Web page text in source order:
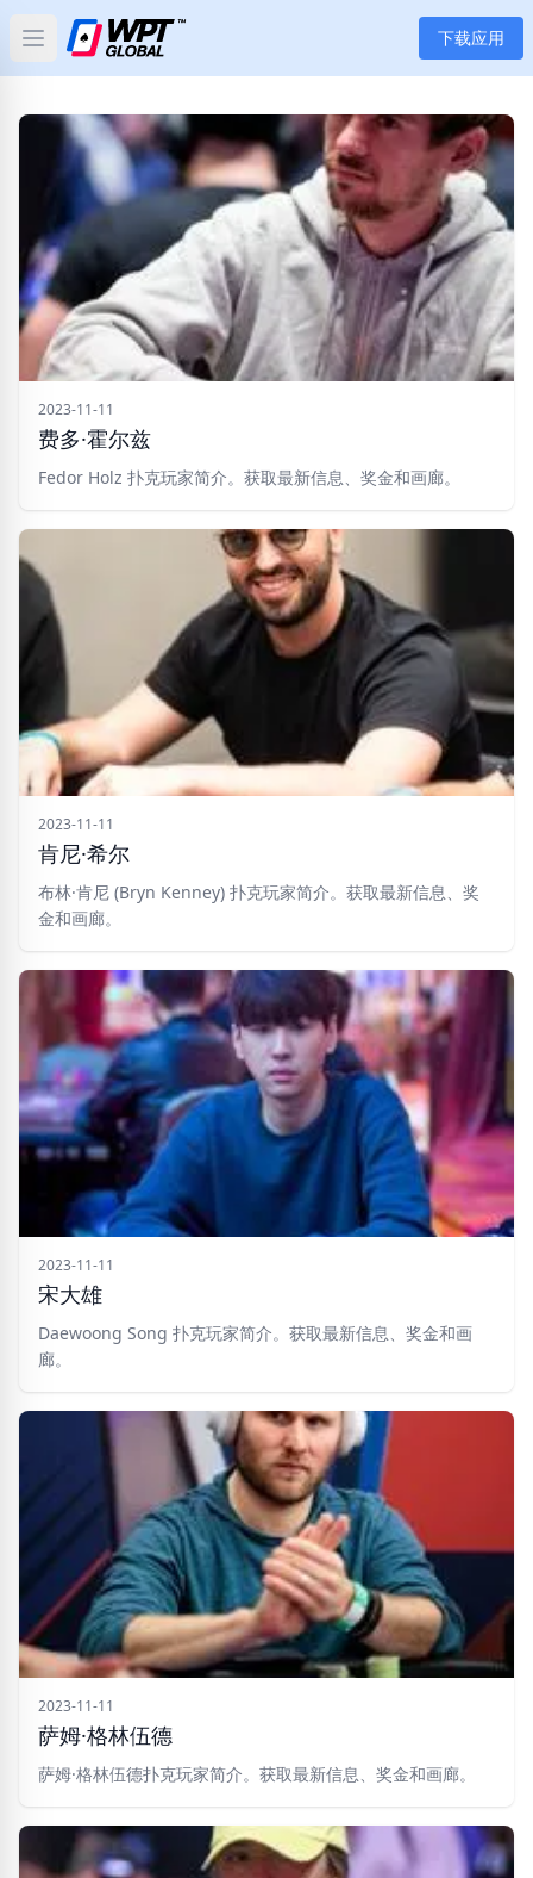
Open main menu 下载应用
新闻
文章
扑克
应用
分类
标签
2023-11-11
费多·霍尔兹
Fedor Holz 扑克玩家简介。获取最新信息、奖金和画廊。
2023-11-11
肯尼·希尔
布林·肯尼 (Bryn Kenney) 扑克玩家简介。获取最新信息、奖
金和画廊。
2023-11-11
宋大雄
Daewoong Song 扑克玩家简介。获取最新信息、奖金和画
廊。
2023-11-11
萨姆·格林伍德
萨姆·格林伍德扑克玩家简介。获取最新信息、奖金和画廊。